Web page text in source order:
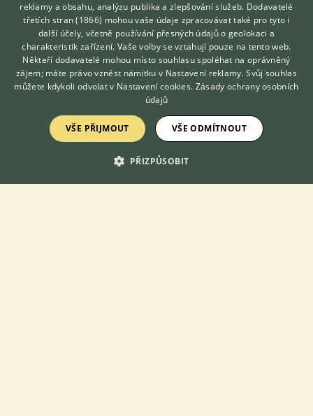
Cena dohromady. Prodám časopisy Záhradníctvo. Vázané
ročníky: 1976, 1982,1983 a 1985. Zasílám od 100 korun, po platbě
předem. Osobní převzetí je možné jen od 100 korun.
včera 22:03
delamdom...
Zobrazit více inzerátů (67)
Hledáte zvířecího kamaráda?
Zdarma vám poradí
VETERINÁŘ ONLINE
KONZULTOVAT S
VETERINÁŘEM
reklamy a obsahu, analýzu publika a zlepšování služeb. Dodavatelé
třetích stran (1866) mohou vaše údaje zpracovávat také pro tyto i
další účely, včetně používání přesných údajů o geolokaci a
charakteristik zařízení. Vaše volby se vztahují pouze na tento web.
Někteří dodavatelé mohou místo souhlasu spoléhat na oprávněný
zájem; máte právo vznést námitku v Nastavení reklamy. Svůj souhlas
můžete kdykoli odvolat v Nastavení cookies. Zásady ochrany osobních
údajů
VŠE PŘIJMOUT VŠE ODMÍTNOUT
PŘIZPŮSOBIT